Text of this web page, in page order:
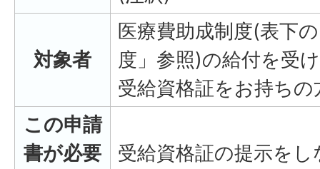
対象者
医療費助成制度(表下
度」参照)の給付を受
受給資格証をお持ちの
この申請
書が必要
受給資格証の提示を